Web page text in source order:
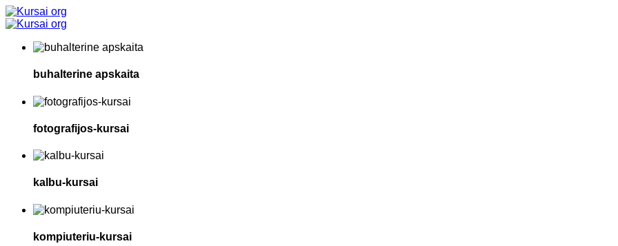
buhalterine apskaita
fotografijos-kursai
kalbu-kursai
kompiuteriu-kursai